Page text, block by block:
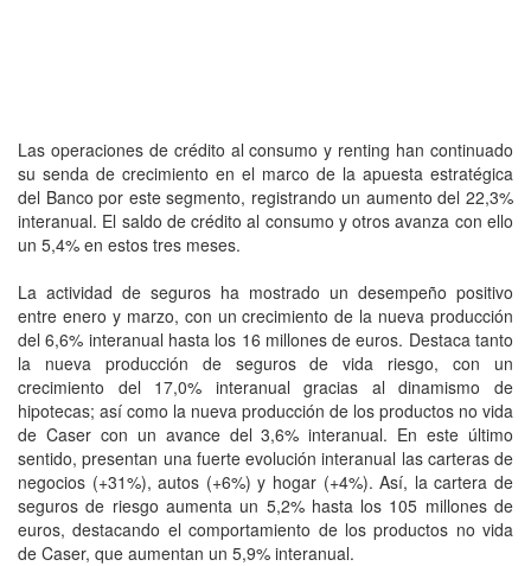
Las operaciones de crédito al consumo y renting han continuado
su senda de crecimiento en el marco de la apuesta estratégica
del Banco por este segmento, registrando un aumento del 22,3%
interanual. El saldo de crédito al consumo y otros avanza con ello
un 5,4% en estos tres meses.
La actividad de seguros ha mostrado un desempeño positivo
entre enero y marzo, con un crecimiento de la nueva producción
del 6,6% interanual hasta los 16 millones de euros. Destaca tanto
la nueva producción de seguros de vida riesgo, con un
crecimiento del 17,0% interanual gracias al dinamismo de
hipotecas; así como la nueva producción de los productos no vida
de Caser con un avance del 3,6% interanual. En este último
sentido, presentan una fuerte evolución interanual las carteras de
negocios (+31%), autos (+6%) y hogar (+4%). Así, la cartera de
seguros de riesgo aumenta un 5,2% hasta los 105 millones de
euros, destacando el comportamiento de los productos no vida
de Caser, que aumentan un 5,9% interanual.